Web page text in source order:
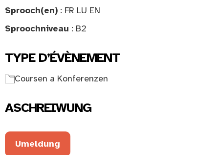
Sprooch(en) : FR LU EN
Sproochniveau : B2
TYPE D’ÉVÈNEMENT
Coursen a Konferenzen
ASCHREIWUNG
Umeldung